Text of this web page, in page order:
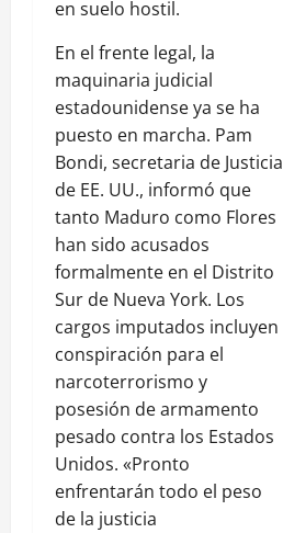
en suelo hostil.
En el frente legal, la
maquinaria judicial
estadounidense ya se ha
puesto en marcha. Pam
Bondi, secretaria de Justicia
de EE. UU., informó que
tanto Maduro como Flores
han sido acusados
formalmente en el Distrito
Sur de Nueva York. Los
cargos imputados incluyen
conspiración para el
narcoterrorismo y
posesión de armamento
pesado contra los Estados
Unidos. «Pronto
enfrentarán todo el peso
de la justicia